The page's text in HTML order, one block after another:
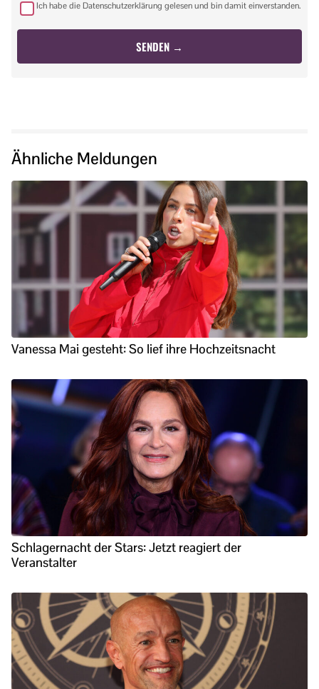
Ich habe die Datenschutzerklärung gelesen und bin damit einverstanden.
Ähnliche Meldungen
Vanessa Mai gesteht: So lief ihre Hochzeitsnacht
Schlagernacht der Stars: Jetzt reagiert der
Veranstalter